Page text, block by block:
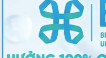
Nâng cao hiệu lực, hiệu quả HĐND
tỉnh thông qua hiện đại hóa hành chính
Xã Ea Phê gắn cải cách hành chính với
chuyển đổi số
Phó Chủ tịch Thường trực UBND tỉnh